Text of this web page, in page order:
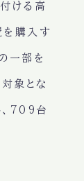
ける高
を購入す
一部を
象とな
709台